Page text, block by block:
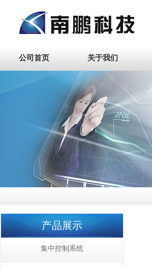
公司首页 关于我们
产品展示
集中控制系统